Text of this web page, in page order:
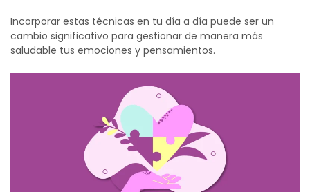
Incorporar estas técnicas en tu día a día puede ser un
cambio significativo para gestionar de manera más
saludable tus emociones y pensamientos.